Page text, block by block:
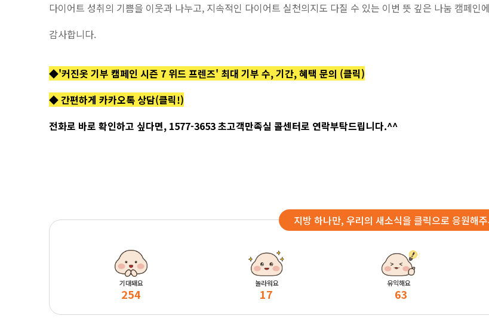
다이어트 성취의 기쁨을 이웃과 나누고, 지속적인 다이어트 실천의지도 다질 수 있는 이번 뜻 깊은 나눔 캠페인
감사합니다.
◆'커진옷 기부 캠페인 시즌 7 위드 프렌즈' 최대 기부 수, 기간, 혜택 문의 (클릭)
◆ 간편하게 카카오톡 상담(클릭!)
전화로 바로 확인하고 싶다면, 1577-3653 초고객만족실 콜센터로 연락부탁드립니다.^^
지방 하나만, 우리의 새소식을 클릭으로 응원해
기대돼요
254
놀라워요
17
유익해요
63